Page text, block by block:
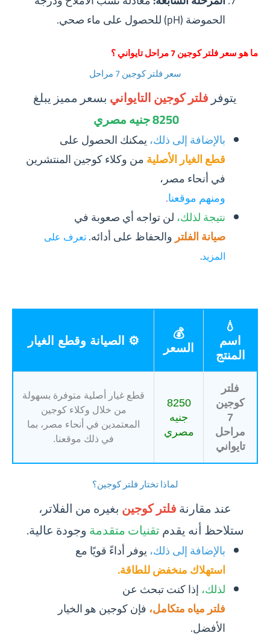
الحموضة (pH) للحصول على ماء صحي.
ما هو سعر فلتر كوجين 7 مراحل تايواني ؟
سعر فلتر كوجين 7 مراحل
يتوفرفلتر كوجين التايوانيبسعر مميز يبلغ
8250 جنيه مصري
بالإضافة إلى ذلك،يمكنك الحصول على
قطع الغيار الأصليةمن وكلاء كوجين المنتشرين
في أنحاء مصر،
ومنهم موقعنا.
نتيجة لذلك، لن تواجه أي صعوبة في
صيانة الفلتروالحفاظ على أدائه.تعرف على
المزيد.
💧
اسم
المنتج
💰
السعر
⚙️ الصيانة وقطع الغيار
فلتر
كوجين
7
مراحل
تايواني
8250
جنيه
مصري
قطع غيار أصلية متوفرة بسهولة
من خلال وكلاء كوجين
المعتمدين في أنحاء مصر، بما
في ذلك موقعنا.
لماذا تختار فلتر كوجين؟
عند مقارنةفلتر كوجينبغيره من الفلاتر،
ستلاحظ أنه يقدمتقنيات متقدمةوجودة عالية.
بالإضافة إلى ذلك،يوفر أداءً قويًا مع
استهلاك منخفض للطاقة.
لذلك، إذا كنت تبحث عن
فلتر مياه متكامل، فإن كوجين هو الخيار
الأفضل.